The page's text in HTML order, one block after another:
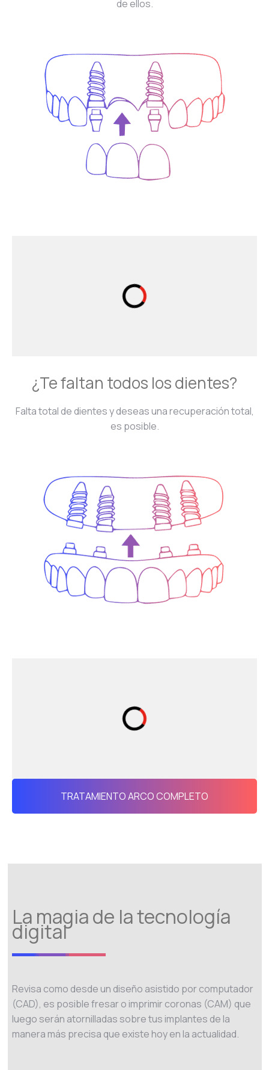
de ellos.
¿Te faltan todos los dientes?
Falta total de dientes y deseas una recuperación total,
es posible.
TRATAMIENTO ARCO COMPLETO
La magia de la tecnología
digital
Revisa como desde un diseño asistido por computador
(CAD), es posible fresar o imprimir coronas (CAM) que
luego serán atornilladas sobre tus implantes de la
manera más precisa que existe hoy en la actualidad.